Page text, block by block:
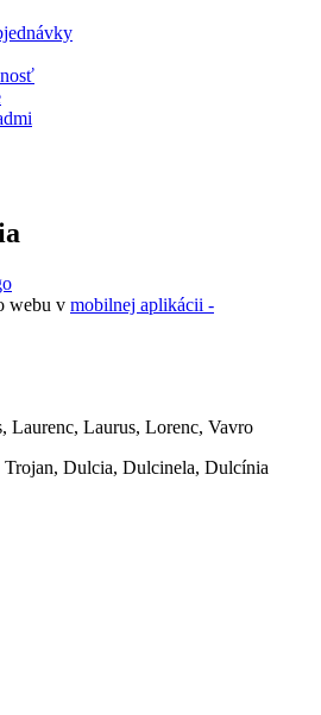
webu v mobilnej aplikácii -
Laurenc, Laurus, Lorenc, Vavro
Trojan, Dulcia, Dulcinela, Dulcínia